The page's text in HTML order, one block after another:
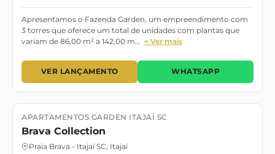
Apresentamos o Fazenda Garden, um empreendimento com
3 torres que oferece um total de unidades com plantas que
variam de 86,00 m² a 142,00 m… + Ver mais
VER LANÇAMENTO WHATSAPP
Lançamento ABRIL/28
APARTAMENTOS GARDEN ITAJAÍ SC
Brava Collection
Praia Brava - Itajaí SC, Itajaí